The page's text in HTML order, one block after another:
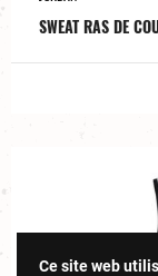
SWEAT RAS DE
Ce site web